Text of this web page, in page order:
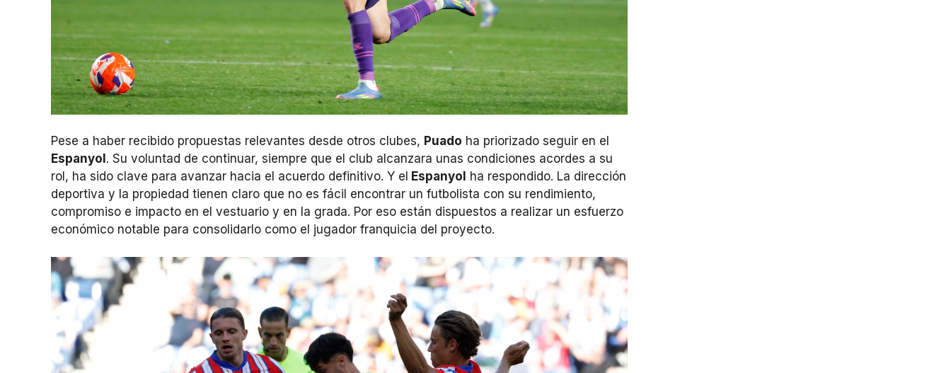
Pese a haber recibido propuestas relevantes desde otros clubes, Puado ha priorizado seguir en el
Espanyol . Su voluntad de continuar, siempre que el club alcanzara unas condiciones acordes a su
rol, ha sido clave para avanzar hacia el acuerdo definitivo. Y el Espanyol
ha respondido. La dirección
deportiva y la propiedad tienen claro que no es fácil encontrar un futbolista con su rendimiento,
compromiso e impacto en el vestuario y en la grada. Por eso están dispuestos a realizar un esfuerzo
económico notable para consolidarlo como el jugador franquicia del proyecto.